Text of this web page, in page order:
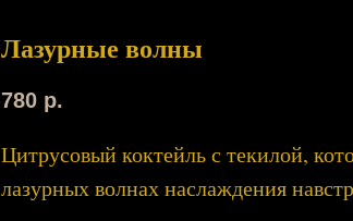
Лазурные волны
780 р.
Цитрусовый коктейль с текилой,
лазурных волнах наслаждения